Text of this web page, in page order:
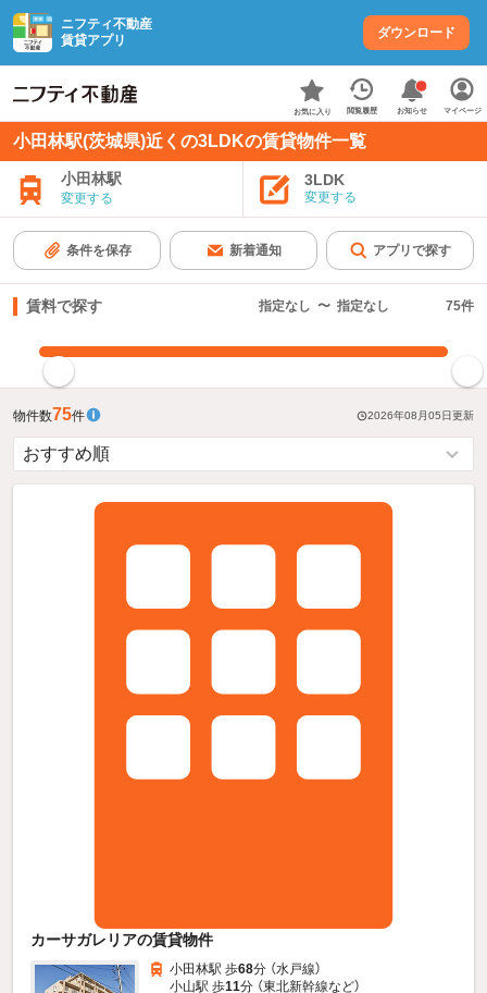
ニフティ不動産
賃貸アプリ
ダウンロード
お気に入り 閲覧履歴 お知らせ マイページ
小田林駅(茨城県)近くの3LDKの賃貸物件一覧
小田林駅
変更する
3LDK
変更する
条件を保存 新着通知 アプリで探す
賃料で探す 指定なし 〜 指定なし 75件
物件数75件 2026年08月05日更新
カーサガレリアの賃貸物件
小田林駅 歩68分 （水戸線）
小山駅 歩11分 （東北新幹線など）